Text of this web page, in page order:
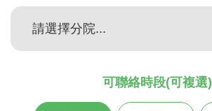
可聯絡時段(可複選)